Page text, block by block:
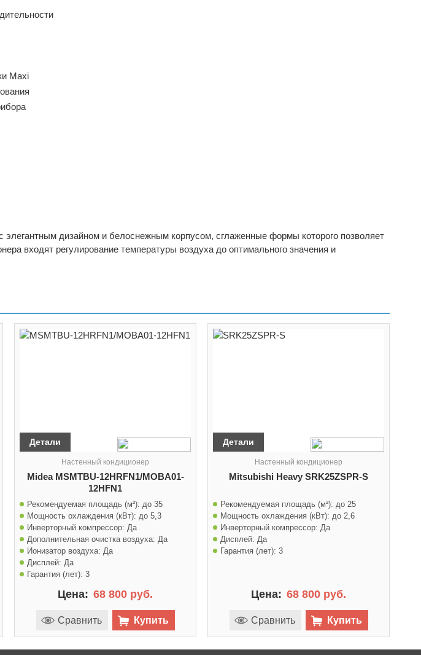
Maxi
дизайном и белоснежным корпусом, сглаженные формы которого позволяет
входят регулирование температуры воздуха до оптимального значения и
Детали
Настенный кондиционер
Midea MSMTBU-12HRFN1/MOBA01-
12HFN1
Рекомендуемая площадь (м²): до 35
Мощность охлаждения (кВт): до 5,3
Инверторный компрессор: Да
Дополнительная очистка воздуха: Да
Ионизатор воздуха: Да
Дисплей: Да
Гарантия (лет): 3
Цена: 68 800 руб.
Сравнить Купить
Детали
Настенный кондиционер
Mitsubishi Heavy SRK25ZSPR-S
Рекомендуемая площадь (м²): до 25
Мощность охлаждения (кВт): до 2,6
Инверторный компрессор: Да
Дисплей: Да
Гарантия (лет): 3
Цена: 68 800 руб.
Сравнить Купить